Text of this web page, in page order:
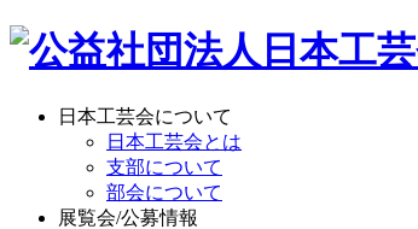
日本工芸会について
日本工芸会とは
支部について
部会について
展覧会/公募情報